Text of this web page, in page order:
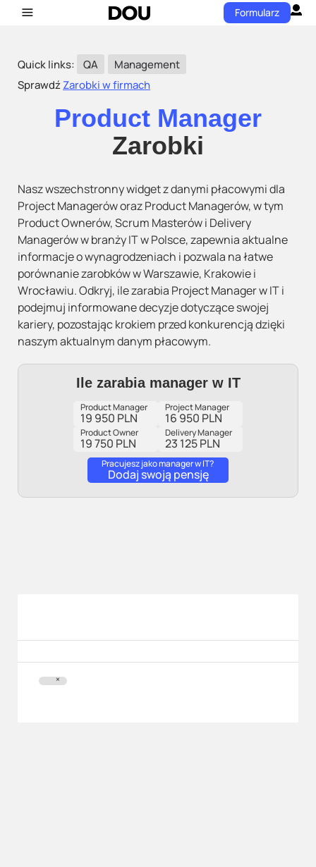
Formularz
Quick links: QA
Management
SprawdźZarobki w firmach
Product Manager
Zarobki
Nasz wszechstronny widget z danymi płacowymi dla
Project Managerów oraz Product Managerów, w tym
Product Ownerów, Scrum Masterów i Delivery
Managerów w branży IT w Polsce, zapewnia aktualne
informacje o wynagrodzeniach i pozwala na łatwe
porównanie zarobków w Warszawie, Krakowie i
Wrocławiu. Odkryj, ile zarabia Project Manager w IT i
podejmuj informowane decyzje dotyczące swojej
kariery, pozostając krokiem przed konkurencją dzięki
naszym aktualnym danym płacowym.
Ile zarabia manager w IT
Product Manager
19 950 PLN
Project Manager
16 950 PLN
Product Owner
19 750 PLN
Delivery Manager
23 125 PLN
Pracujesz jako manager w IT?
Dodaj swoją pensję